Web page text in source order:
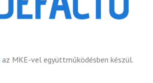
az MKE-vel együttműködésben készül.